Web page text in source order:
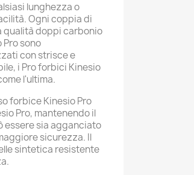
lunghezza o
Ogni coppia di
qualità doppi carbonio
sono
con strisce e
i Pro forbici Kinesio
l'ultima.
forbice Kinesio Pro
Pro, mantenendo il
essere sia agganciato
sicurezza. Il
sintetica resistente